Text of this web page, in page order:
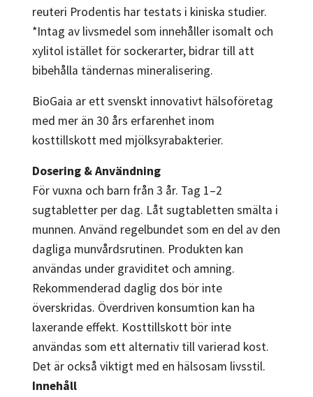
reuteri Prodentis har testats i kiniska studier.
*Intag av livsmedel som innehåller isomalt och
xylitol istället för sockerarter, bidrar till att
bibehålla tändernas mineralisering.
BioGaia ar ett svenskt innovativt hälsoföretag
med mer än 30 års erfarenhet inom
kosttillskott med mjölksyrabakterier.
Dosering & Användning
För vuxna och barn från 3 år. Tag 1–2
sugtabletter per dag. Låt sugtabletten smälta i
munnen. Använd regelbundet som en del av den
dagliga munvårdsrutinen. Produkten kan
användas under graviditet och amning.
Rekommenderad daglig dos bör inte
överskridas. Överdriven konsumtion kan ha
laxerande effekt. Kosttillskott bör inte
användas som ett alternativ till varierad kost.
Det är också viktigt med en hälsosam livsstil.
Innehåll